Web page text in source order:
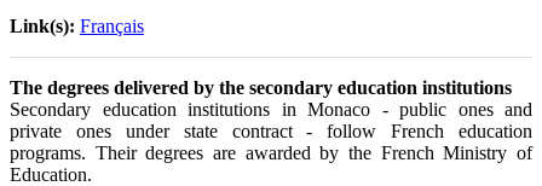
Link(s): Français
The degrees delivered by the secondary education institutions
Secondary education institutions in Monaco - public ones and
private ones under state contract - follow French education
programs. Their degrees are awarded by the French Ministry of
Education.